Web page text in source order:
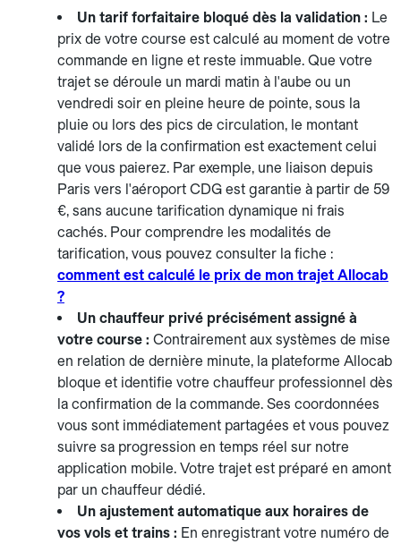
Un tarif forfaitaire bloqué dès la validation : Le
prix de votre course est calculé au moment de votre
commande en ligne et reste immuable. Que votre
trajet se déroule un mardi matin à l'aube ou un
vendredi soir en pleine heure de pointe, sous la
pluie ou lors des pics de circulation, le montant
validé lors de la confirmation est exactement celui
que vous paierez. Par exemple, une liaison depuis
Paris vers l'aéroport CDG est garantie à partir de 59
€, sans aucune tarification dynamique ni frais
cachés. Pour comprendre les modalités de
tarification, vous pouvez consulter la fiche :
comment est calculé le prix de mon trajet Allocab
?
Un chauffeur privé précisément assigné à
votre course : Contrairement aux systèmes de mise
en relation de dernière minute, la plateforme Allocab
bloque et identifie votre chauffeur professionnel dès
la confirmation de la commande. Ses coordonnées
vous sont immédiatement partagées et vous pouvez
suivre sa progression en temps réel sur notre
application mobile. Votre trajet est préparé en amont
par un chauffeur dédié.
Un ajustement automatique aux horaires de
vos vols et trains : En enregistrant votre numéro de